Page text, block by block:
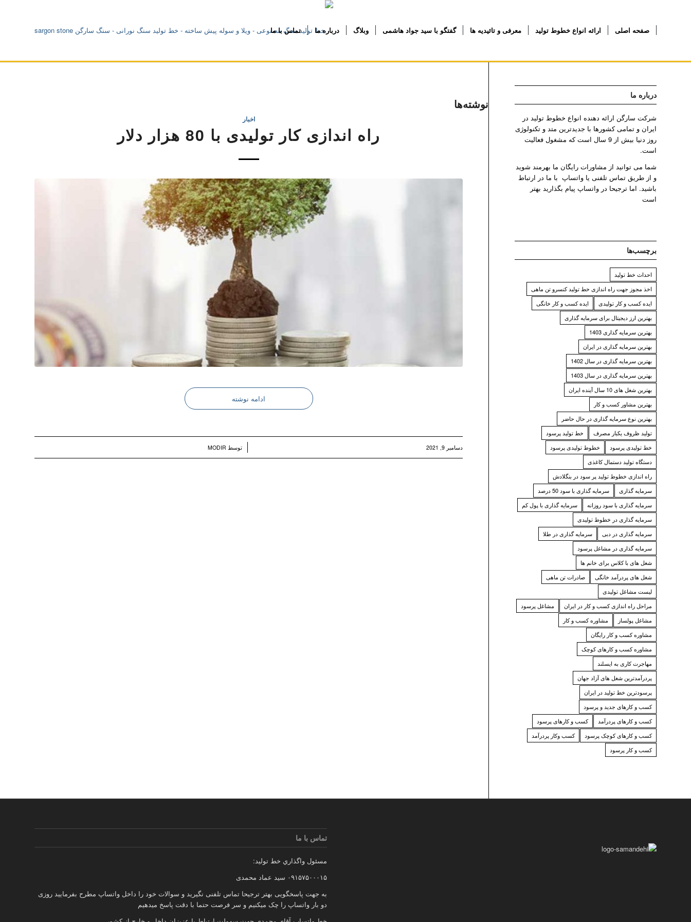
صفحه اصلی ارائه انواع خطوط تولید معرفی و تائیدیه ها گفتگو با سید جواد هاشمی وبلاگ درباره ما تماس با ما
نوشته‌ها
اخبار
راه اندازی کار تولیدی با 80 هزار دلار
ادامه نوشته
دسامبر 9, 2021 توسط MODIR
درباره ما
شرکت سارگن ارائه دهنده انواع خطوط تولید در
ایران و تمامی کشورها با جدیدترین متد و تکنولوژی
روز دنیا بیش از 9 سال است که مشغول فعالیت
است.
شما می توانید از مشاورات رایگان ما بهرمند شوید
و از طریق تماس تلفنی یا واتساپ با ما در ارتباط
باشید. اما ترجیحا در واتساپ پیام بگذارید بهتر
است
برچسب‌ها
احداث خط تولید
اخذ مجوز جهت راه اندازی خط تولید کنسرو تن ماهی
ایده کسب و کار تولیدی
ایده کسب و کار خانگی
بهترین ارز دیجیتال برای سرمایه گذاری
بهترین سرمایه گذاری 1403
بهترین سرمایه گذاری در ایران
بهترین سرمایه گذاری در سال 1402
بهترین سرمایه گذاری در سال 1403
بهترین شغل های 10 سال آینده ایران
بهترین مشاور کسب و کار
بهترین نوع سرمایه گذاری در حال حاضر
تولید ظروف یکبار مصرف
خط تولید پرسود
خط تولیدی پرسود
خطوط تولیدی پرسود
دستگاه تولید دستمال کاغذی
راه اندازی خطوط تولید پر سود در بنگلادش
سرمایه گذاری
سرمایه گذاری با سود 50 درصد
سرمایه گذاری با سود روزانه
سرمایه گذاری با پول کم
سرمایه گذاری در خطوط تولیدی
سرمایه گذاری در دبی
سرمایه گذاری در طلا
سرمایه گذاری در مشاغل پرسود
شغل های با کلاس برای خانم ها
شغل های پردرآمد خانگی
صادرات تن ماهی
لیست مشاغل تولیدی
مراحل راه اندازی کسب و کار در ایران
مشاغل پرسود
مشاغل پولساز
مشاوره کسب و کار
مشاوره کسب و کار رایگان
مشاوره کسب و کارهای کوچک
مهاجرت کاری به ایسلند
پردرآمدترین شغل های آزاد جهان
پرسودترین خط تولید در ایران
کسب و کارهای جدید و پرسود
کسب و کارهای پردرآمد
کسب و کارهای پرسود
کسب و کارهای کوچک پرسود
کسب وکار پردرآمد
کسب و کار پرسود
تماس با ما
مسئول واگذاري خط توليد:
۰۹۱۵۷۵۰۰۰۱۵ سید عماد محمدی
به جهت پاسخگویی بهتر ترجیحا تماس تلفنی نگیرید و سوالات خود را داخل واتساپ مطرح بفرمایید روزی
دو بار واتساپ را چک میکنیم و سر فرصت حتما با دقت پاسخ میدهیم